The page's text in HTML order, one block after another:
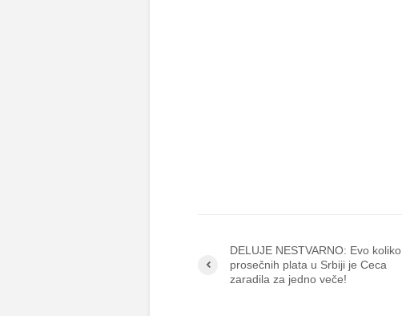
DELUJE NESTVARNO: Evo koliko
prosečnih plata u Srbiji je Ceca
zaradila za jedno veče!